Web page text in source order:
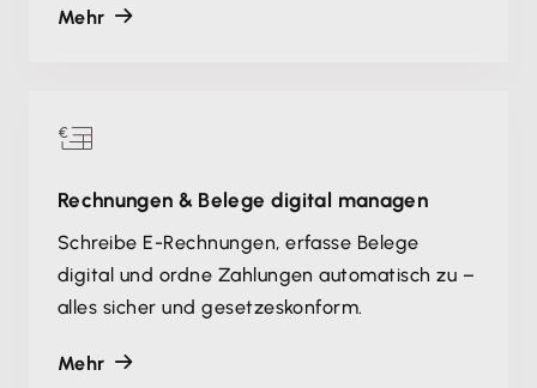
Mehr
Rechnungen & Belege digital managen
Schreibe E-Rechnungen, erfasse Belege
digital und ordne Zahlungen automatisch zu –
alles sicher und gesetzeskonform.
Mehr